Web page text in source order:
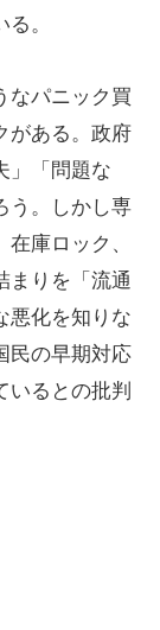
。
なパニック買
がある。政府
」「問題な
う。しかし専
庫ロック、
まりを「流通
悪化を知りな
民の早期対応
いるとの批判